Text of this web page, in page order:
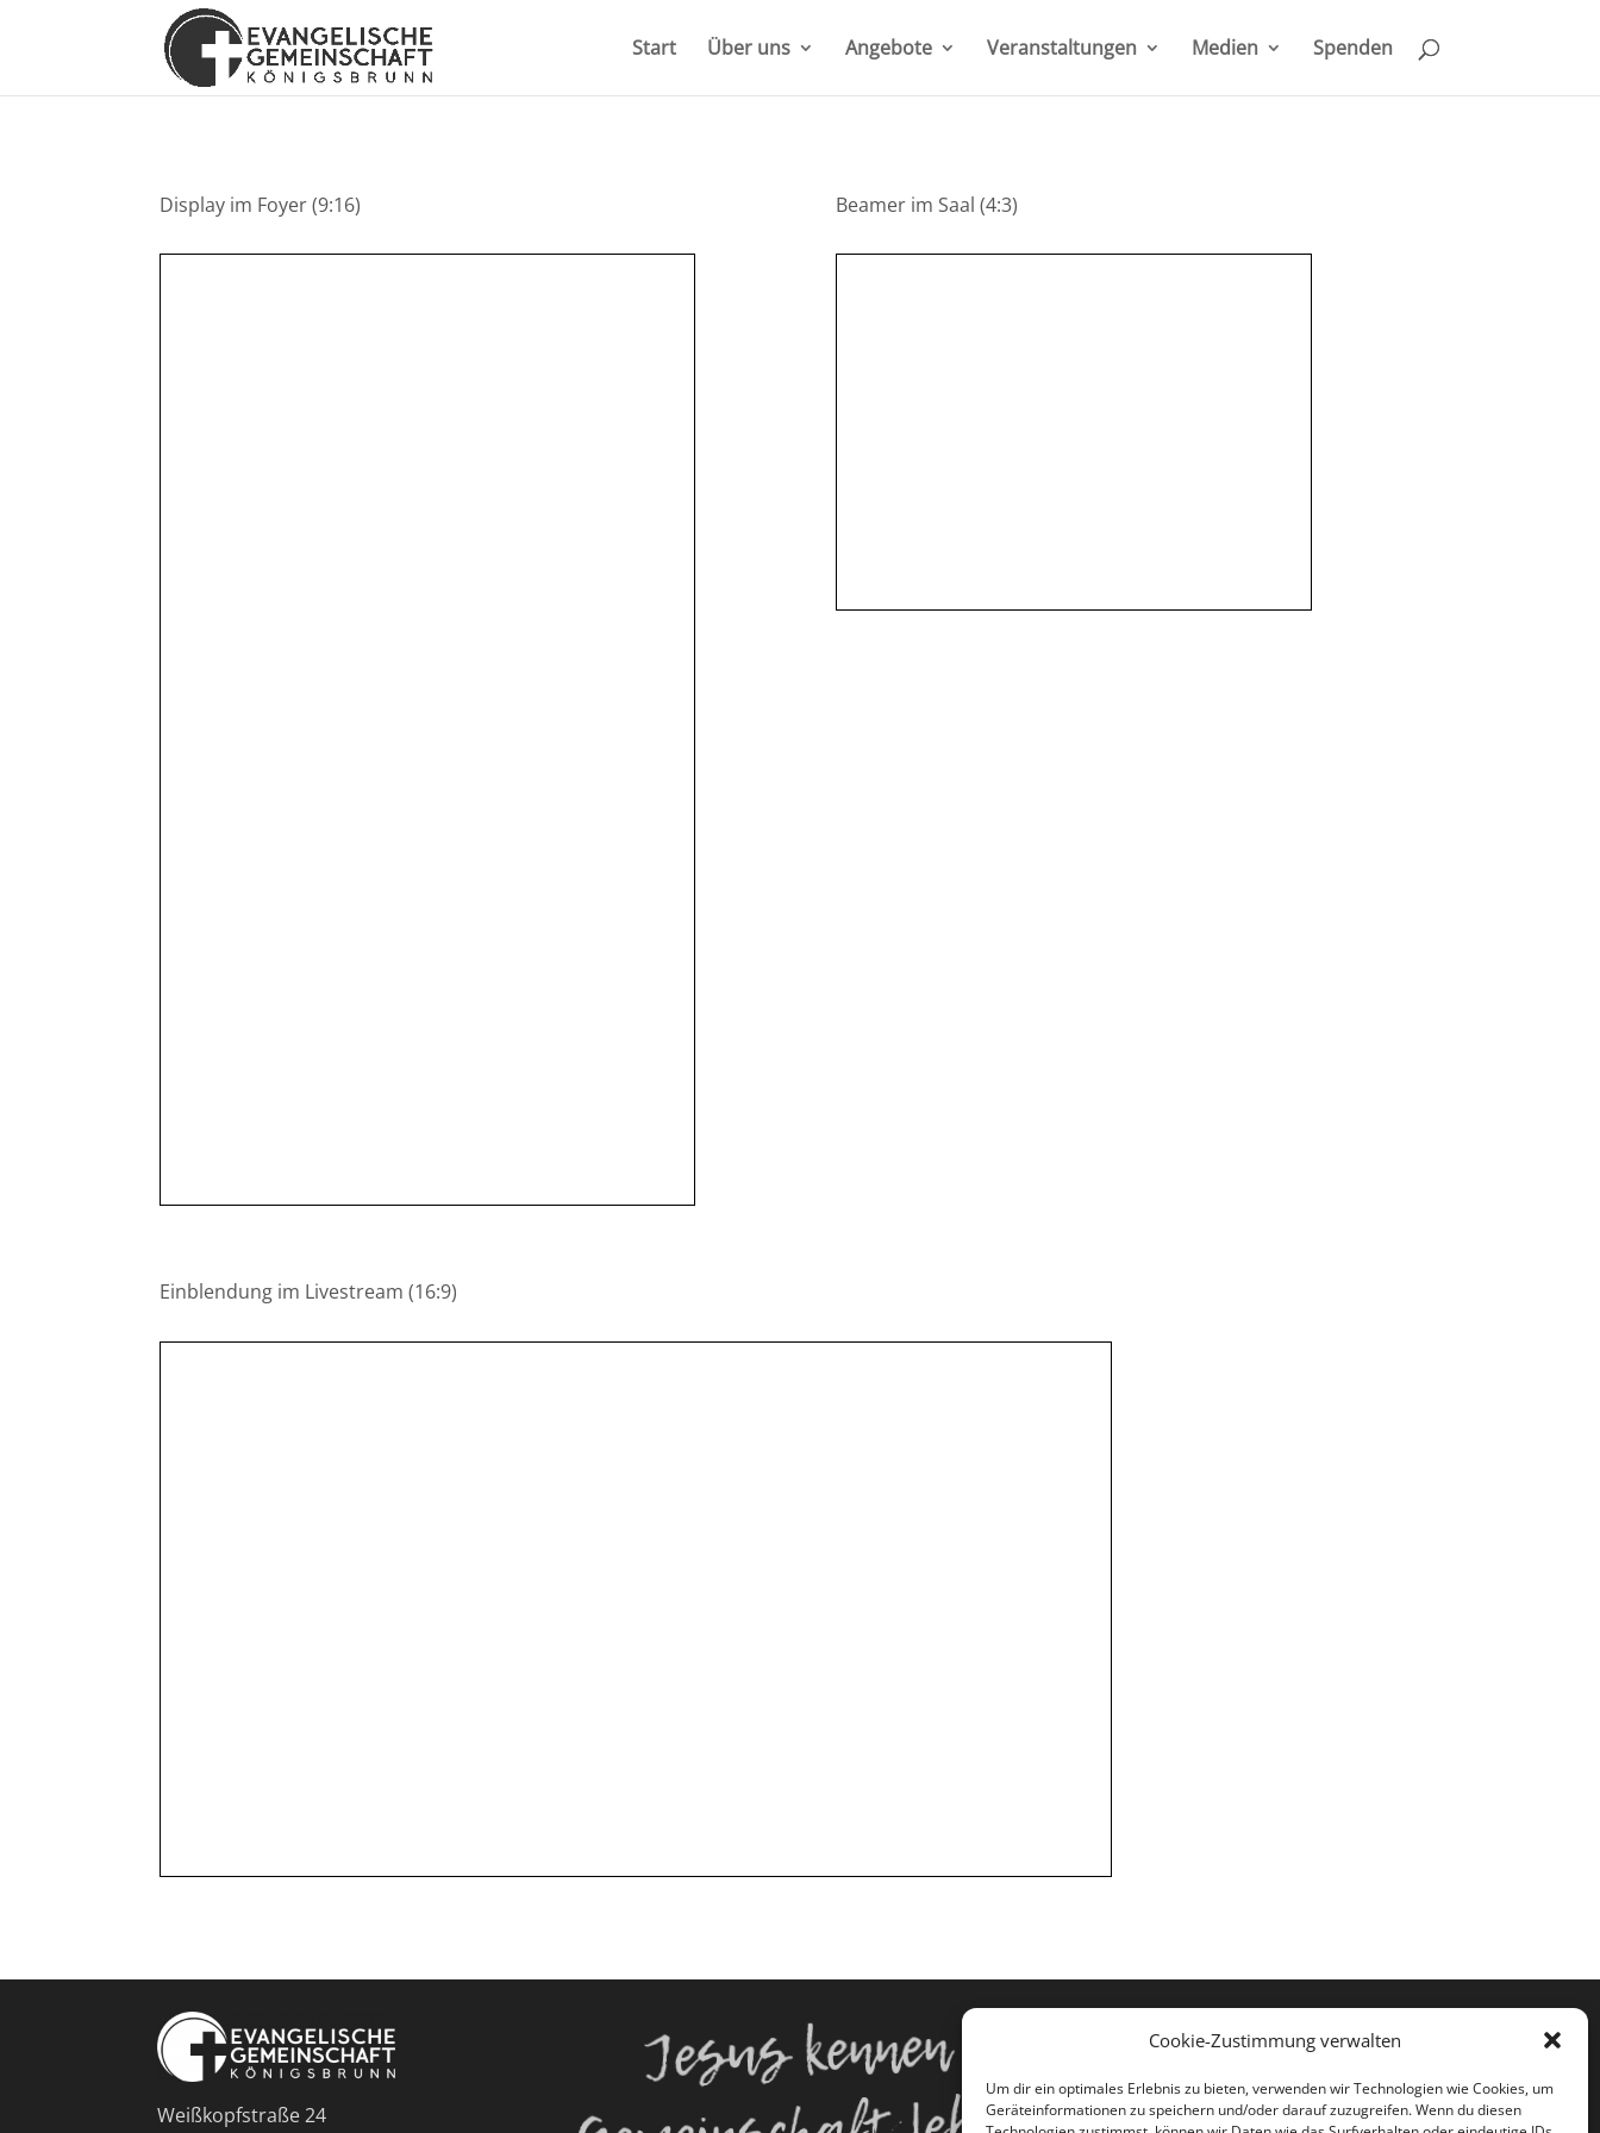
Cookie-Zustimmung verwalten
Um dir ein optimales Erlebnis zu bieten, verwenden wir Technologien wie Cookies, um
Geräteinformationen zu speichern und/oder darauf zuzugreifen. Wenn du diesen
Start Über uns Angebote Veranstaltungen Medien Spenden
Display im Foyer (9:16) Beamer im Saal (4:3)
Einblendung im Livestream (16:9)
Weißkopfstraße 24
Jesus kennen 